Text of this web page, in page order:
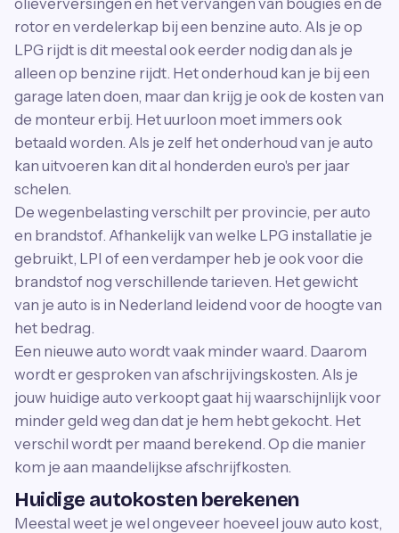
olieverversingen en het vervangen van bougies en de
rotor en verdelerkap bij een benzine auto. Als je op
LPG rijdt is dit meestal ook eerder nodig dan als je
alleen op benzine rijdt. Het onderhoud kan je bij een
garage laten doen, maar dan krijg je ook de kosten van
de monteur erbij. Het uurloon moet immers ook
betaald worden. Als je zelf het onderhoud van je auto
kan uitvoeren kan dit al honderden euro's per jaar
schelen.
De wegenbelasting verschilt per provincie, per auto
en brandstof. Afhankelijk van welke LPG installatie je
gebruikt, LPI of een verdamper heb je ook voor die
brandstof nog verschillende tarieven. Het gewicht
van je auto is in Nederland leidend voor de hoogte van
het bedrag.
Een nieuwe auto wordt vaak minder waard. Daarom
wordt er gesproken van afschrijvingskosten. Als je
jouw huidige auto verkoopt gaat hij waarschijnlijk voor
minder geld weg dan dat je hem hebt gekocht. Het
verschil wordt per maand berekend. Op die manier
kom je aan maandelijkse afschrijfkosten.
Huidige autokosten berekenen
Meestal weet je wel ongeveer hoeveel jouw auto kost,